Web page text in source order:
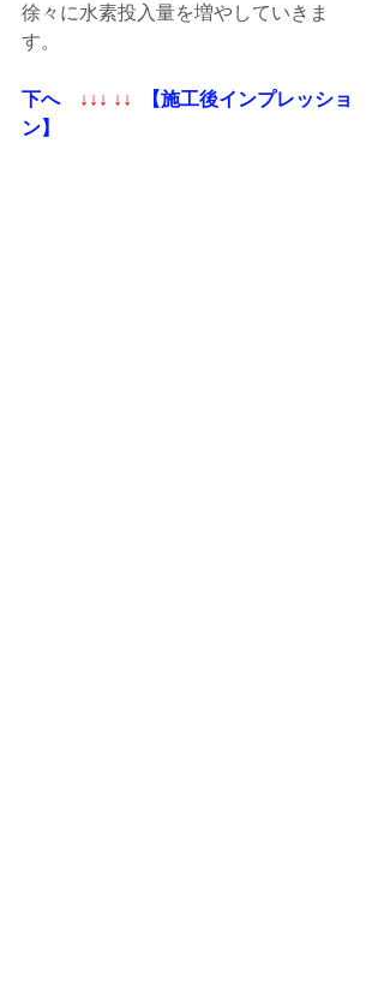
徐々に水素投入量を増やしていきま
す。
下へ ↓↓↓ ↓↓
【施工後インプレッショ
ン】